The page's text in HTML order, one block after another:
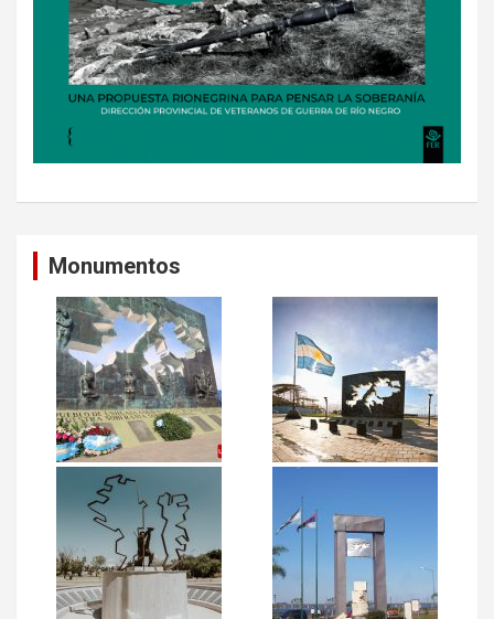
Monumentos